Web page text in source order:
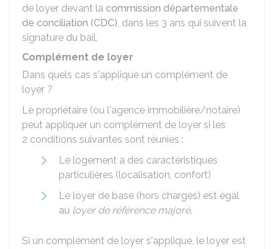
de loyer devant la commission départementale
de conciliation (CDC), dans les 3 ans qui suivent la
signature du bail.
Complément de loyer
Dans quels cas s'applique un complément de
loyer ?
Le propriétaire (ou l'agence immobilière/notaire)
peut appliquer un complément de loyer si les
2 conditions suivantes sont réunies :
Le logement a des caractéristiques
particulières (localisation, confort)
Le loyer de base (hors charges) est égal
au loyer de référence majoré.
Si un complément de loyer s'applique, le loyer est